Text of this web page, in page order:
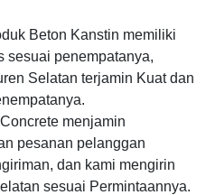
Beton Kanstin memiliki
sesuai penempatanya,
Selatan terjamin Kuat dan
menjamin
pesanan pelanggan
dan kami mengirin
sesuai Permintaannya.